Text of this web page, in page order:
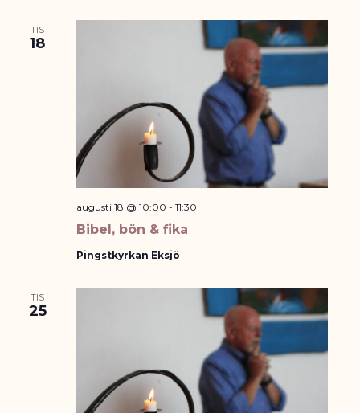
TIS
18
Bibel, bön & fika
augusti 18 @ 10:00 - 11:30
Pingstkyrkan Eksjö
TIS
25